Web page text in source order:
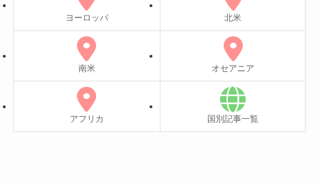
ヨーロッパ 北米
南米 オセアニア
アフリカ 国別記事一覧